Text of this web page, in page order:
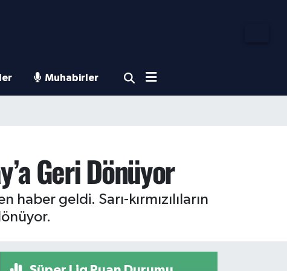
Muhabirler
Geri Dönüyor
geldi. Sarı-kırmızılıların